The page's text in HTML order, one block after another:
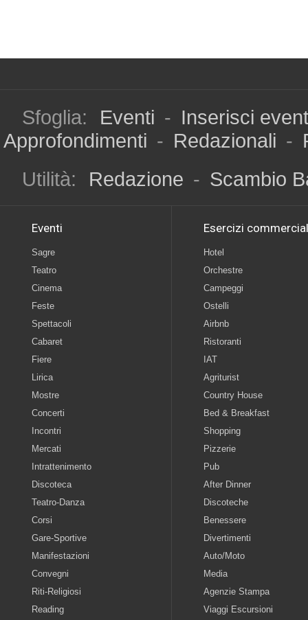
Sfoglia: Eventi - Inserisci
Approfondimenti - Redazionali -
Utilità:
Redazione - Scambio
Eventi
Sagre
Teatro
Cinema
Feste
Spettacoli
Cabaret
Fiere
Lirica
Mostre
Concerti
Incontri
Mercati
Intrattenimento
Discoteca
Teatro-Danza
Corsi
Gare-Sportive
Manifestazioni
Convegni
Riti-Religiosi
Reading
Esercizi
Hotel
Orchestre
Campeggi
Ostelli
Airbnb
Ristoranti
IAT
Agriturist
Country House
Bed & Breakfast
Shopping
Pizzerie
Pub
After Dinner
Discoteche
Benessere
Divertimenti
Auto/Moto
Media
Agenzie Stampa
Viaggi Escursioni